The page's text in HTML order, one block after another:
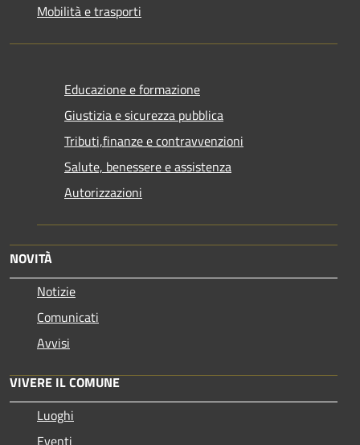
Mobilità e trasporti
Educazione e formazione
Giustizia e sicurezza pubblica
Tributi,finanze e contravvenzioni
Salute, benessere e assistenza
Autorizzazioni
NOVITÀ
Notizie
Comunicati
Avvisi
VIVERE IL COMUNE
Luoghi
Eventi